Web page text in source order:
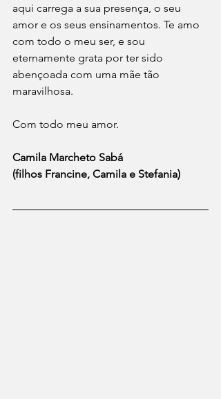
aqui carrega a sua presença, o seu
amor e os seus ensinamentos. Te amo
com todo o meu ser, e sou
eternamente grata por ter sido
abençoada com uma mãe tão
maravilhosa.
Com todo meu amor.
Camila Marcheto Sabá
(filhos Francine, Camila e Stefania)